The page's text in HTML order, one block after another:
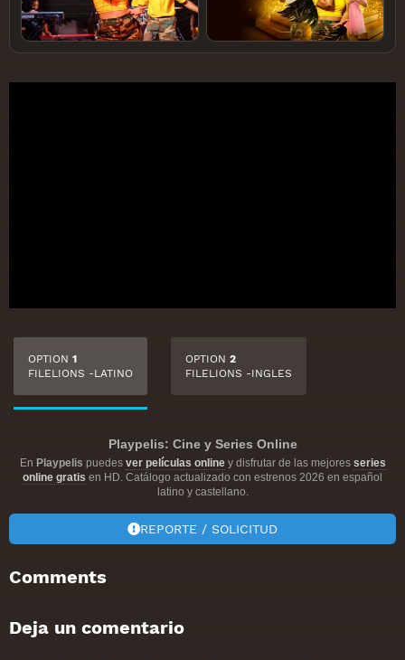
OPTION 1
FILELIONS -LATINO
OPTION 2
FILELIONS -INGLES
Playpelis: Cine y Series Online
En Playpelis puedes ver películas onliney disfrutar de las mejores series
online gratis en HD. Catálogo actualizado con estrenos 2026 en español
latino y castellano.
REPORTE / SOLICITUD
Comments
Deja un comentario